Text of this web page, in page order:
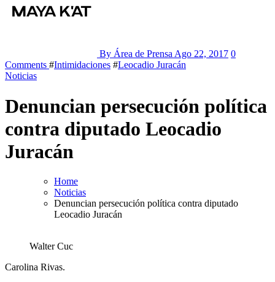
By Área de Prensa Ago 22, 2017 0
Comments #Intimidaciones #Leocadio Juracán
Noticias
Denuncian persecución política
contra diputado Leocadio
Juracán
Home
Noticias
Denuncian persecución política contra diputado
Leocadio Juracán
Walter Cuc
Carolina Rivas.